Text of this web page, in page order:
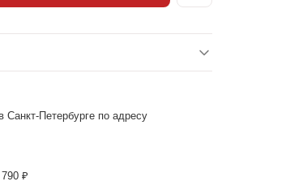
Санкт-Петербурге по адресу
₽